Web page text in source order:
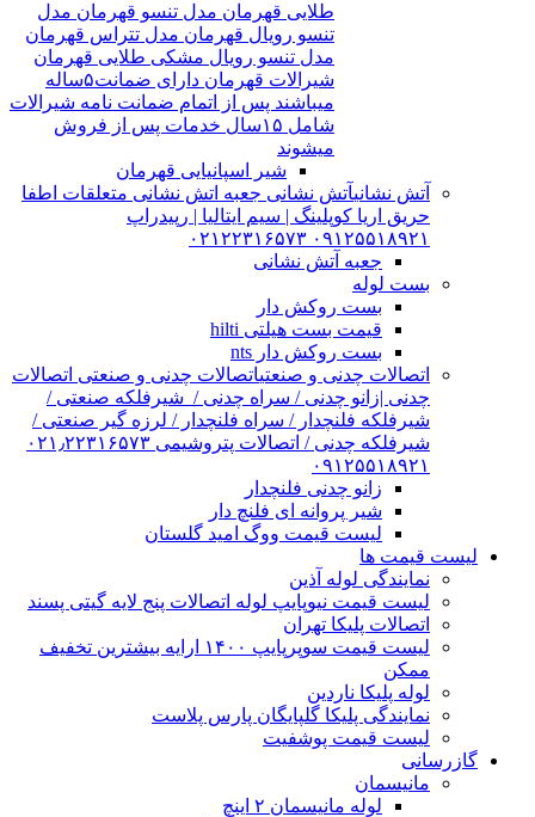
طلایی قهرمان مدل تنسو قهرمان مدل
تنسو رویال قهرمان مدل تتراس قهرمان
مدل تنسو رویال مشکی طلایی قهرمان
شیرالات قهرمان دارای ضمانت۵ساله
میباشند پس از اتمام ضمانت نامه شیرالات
شامل ۱۵سال خدمات پس از فروش
میشوند
شیر اسپانیایی قهرمان
آتش نشانیآتش نشانی جعبه اتش نشانی متعلقات اطفا
حریق اریا کوپلینگ | سیم ایتالیا | رپیدراپ
۰۹۱۲۵۵۱۸۹۲۱ ۰۲۱۲۲۳۱۶۵۷۳
جعبه آتش نشانی
بست لوله
بست روکش دار
قیمت بست هیلتی hilti
بست روکش دار nts
اتصالات چدنی و صنعتیاتصالات چدنی و صنعتی اتصالات
چدنی |زانو چدنی / سراه چدنی / شیرفلکه صنعتی /
شیرفلکه فلنچدار / سراه فلنچدار / لرزه گیر صنعتی /
شیرفلکه چدنی / اتصالات پتروشیمی ۰۲۱٫۲۲۳۱۶۵۷۳
۰۹۱۲۵۵۱۸۹۲۱
زانو چدنی فلنچدار
شیر پروانه ای فلنچ دار
لیست قیمت ووگ امید گلستان
لیست قیمت ها
نمایندگی لوله آذین
لیست قیمت نیوپایپ لوله اتصالات پنج لایه گیتی پسند
اتصالات پلیکا تهران
لیست قیمت سوپرپایپ ۱۴۰۰ ارایه بیشترین تخفیف
ممکن
لوله پلیکا ناردین
نمایندگی پلیکا گلپایگان پارس پلاست
لیست قیمت پوشفیت
گازرسانی
مانیسمان
لوله مانیسمان ۲ اینچ